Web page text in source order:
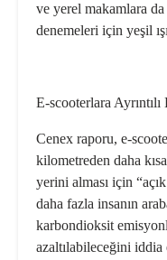
ve yerel makamlara
denemeleri için yeşil
E-scooterlara
Cenex raporu, e-
kilometreden daha
yerini alması için
daha fazla insanın
karbondioksit
azaltılabileceğini